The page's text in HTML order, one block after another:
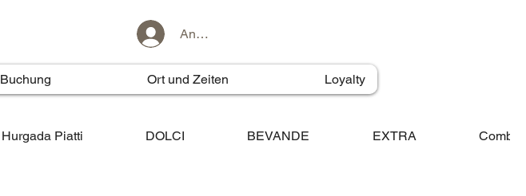
Buchung Ort und Zeiten Loyalty
Anmelden
Hurgada Piatti DOLCI BEVANDE EXTRA Combo